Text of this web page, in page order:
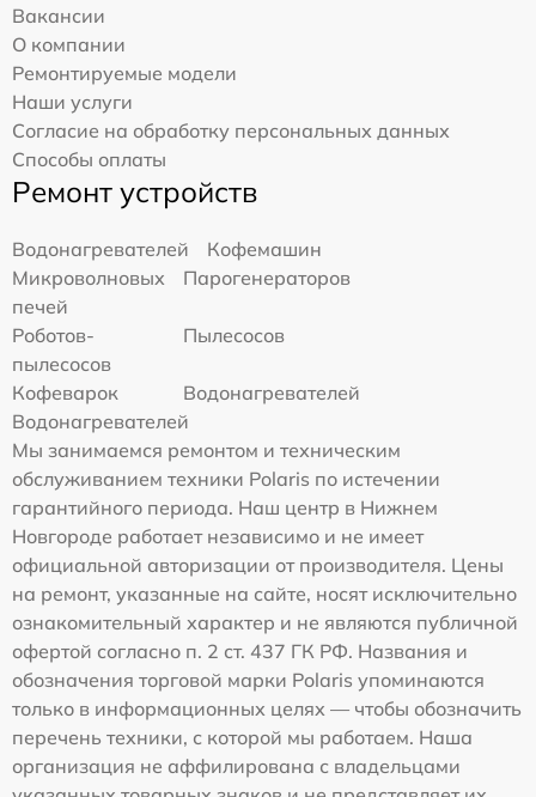
Вакансии
О компании
Ремонтируемые модели
Наши услуги
Согласие на обработку персональных данных
Способы оплаты
Ремонт устройств
Водонагревателей
Кофемашин
Микроволновых
печей
Парогенераторов
Роботов-
пылесосов
Пылесосов
Кофеварок
Водонагревателей
Водонагревателей
Мы занимаемся ремонтом и техническим
обслуживанием техники Polaris по истечении
гарантийного периода. Наш центр в Нижнем
Новгороде работает независимо и не имеет
официальной авторизации от производителя. Цены
на ремонт, указанные на сайте, носят исключительно
ознакомительный характер и не являются публичной
офертой согласно п. 2 ст. 437 ГК РФ. Названия и
обозначения торговой марки Polaris упоминаются
только в информационных целях — чтобы обозначить
перечень техники, с которой мы работаем. Наша
организация не аффилирована с владельцами